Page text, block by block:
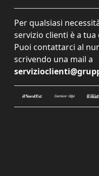
Per qualsiasi
servizio clienti è a
Puoi contattarci al
scrivendo una mail a